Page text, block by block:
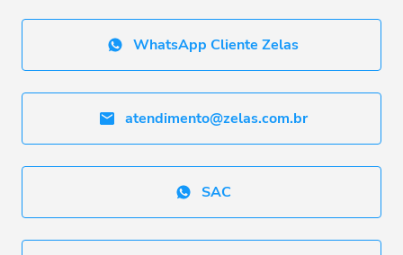
WhatsApp Cliente Zelas
atendimento@zelas.com.br
SAC